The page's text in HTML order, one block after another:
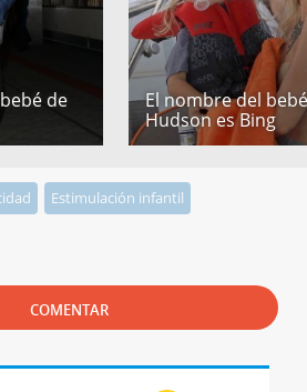
de
El nombre del
Hudson es Bing
Estimulación infantil
COMENTAR